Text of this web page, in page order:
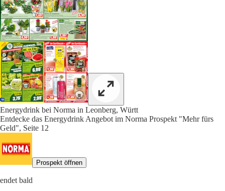
Energydrink bei Norma in Leonberg, Württ
Entdecke das Energydrink Angebot im Norma Prospekt "Mehr fürs
Geld", Seite 12
Prospekt öffnen
endet bald